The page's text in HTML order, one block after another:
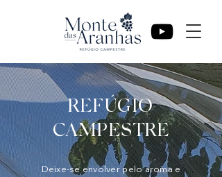
REFÚGIO
CAMPESTRE
Deixe-se envolver pelo aroma e